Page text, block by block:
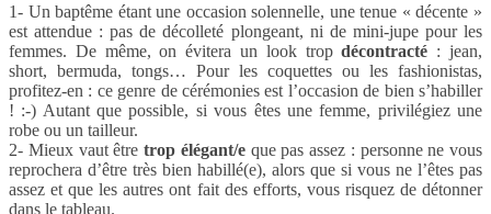
1- Un baptême étant une occasion solennelle, une tenue « décente »
est attendue : pas de décolleté plongeant, ni de mini-jupe pour les
femmes. De même, on évitera un look tropdécontracté : jean,
short, bermuda, tongs… Pour les coquettes ou les fashionistas,
profitez-en : ce genre de cérémonies est l’occasion de bien s’habiller
! :-) Autant que possible, si vous êtes une femme, privilégiez une
robe ou un tailleur.
2- Mieux vaut être trop élégant/eque pas assez : personne ne vous
reprochera d’être très bien habillé(e), alors que si vous ne l’êtes pas
assez et que les autres ont fait des efforts, vous risquez de détonner
dans le tableau.